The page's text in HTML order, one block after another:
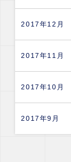
2017年12月
2017年11月
2017年10月
2017年9月